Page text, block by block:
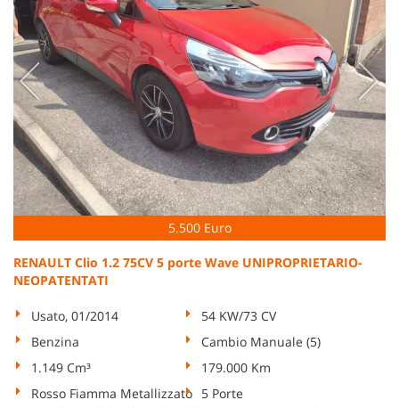
5.500 Euro
RENAULT Clio 1.2 75CV 5 porte Wave UNIPROPRIETARIO-
NEOPATENTATI
Usato, 01/2014
54 KW/73 CV
Benzina
Cambio Manuale (5)
1.149 Cm³
179.000 Km
Rosso Fiamma Metallizzato 5 Porte